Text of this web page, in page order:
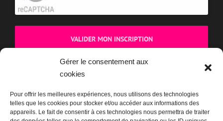
Gérer le consentement aux
cookies
Pour offrir les meilleures expériences, nous utilisons des technologies
telles que les cookies pour stocker et/ou accéder aux informations des
appareils. Le fait de consentir à ces technologies nous permettra de traiter
BOUTIQUE